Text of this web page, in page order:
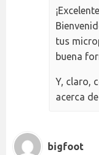
tus
buena
Y, claro,
acerca
bigfoot